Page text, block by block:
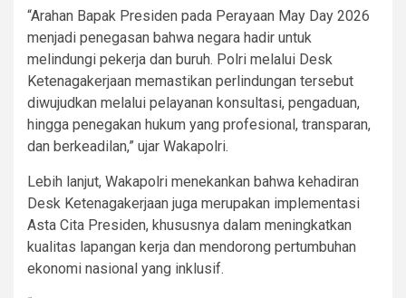
“Arahan Bapak Presiden pada Perayaan May Day 2026
menjadi penegasan bahwa negara hadir untuk
melindungi pekerja dan buruh. Polri melalui Desk
Ketenagakerjaan memastikan perlindungan tersebut
diwujudkan melalui pelayanan konsultasi, pengaduan,
hingga penegakan hukum yang profesional, transparan,
dan berkeadilan,” ujar Wakapolri.
Lebih lanjut, Wakapolri menekankan bahwa kehadiran
Desk Ketenagakerjaan juga merupakan implementasi
Asta Cita Presiden, khususnya dalam meningkatkan
kualitas lapangan kerja dan mendorong pertumbuhan
ekonomi nasional yang inklusif.